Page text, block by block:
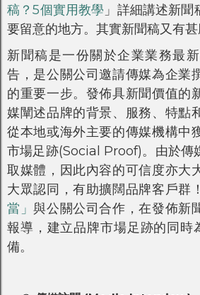
稿？5個實用教學 」詳細講述新
要留意的地方。其實新聞稿又有甚
新聞稿是一份關於企業業務最
告，是公關公司邀請傳媒為企業
的重要一步。發佈具新聞價值的
媒闡述品牌的背景、服務、特點
從本地或海外主要的傳媒機構中
市場足跡(Social Proof)。由於傳
取媒體，因此內容的可信度亦大
大眾認同，有助擴闊品牌客戶群！
當」與公關公司合作，在發佈新
報導，建立品牌市場足跡的同
備。